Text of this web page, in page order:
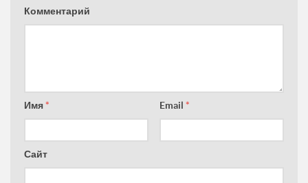
Комментарий
Имя* Email *
Сайт